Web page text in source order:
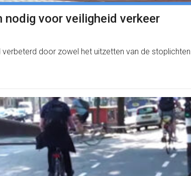
voor veiligheid verkeer
door zowel het uitzetten van de